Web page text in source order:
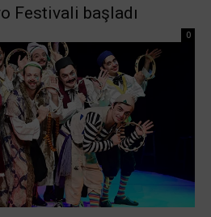
Festivali başladı
0